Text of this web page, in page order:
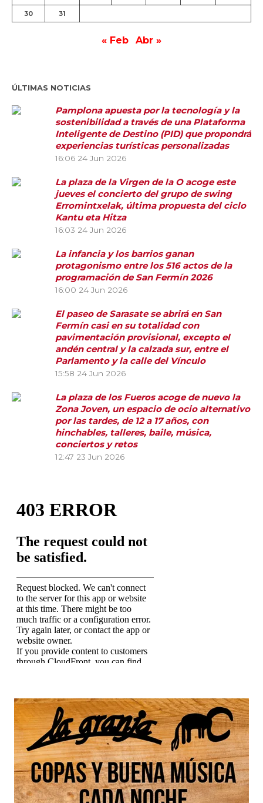
30 31
« Feb Abr »
ÚLTIMAS NOTICIAS
Pamplona apuesta por la tecnología y la
sostenibilidad a través de una Plataforma
Inteligente de Destino (PID) que propondrá
experiencias turísticas personalizadas
16:06 24 Jun 2026
La plaza de la Virgen de la O acoge este
jueves el concierto del grupo de swing
Erromintxelak, última propuesta del ciclo
Kantu eta Hitza
16:03 24 Jun 2026
La infancia y los barrios ganan
protagonismo entre los 516 actos de la
programación de San Fermín 2026
16:00 24 Jun 2026
El paseo de Sarasate se abrirá en San
Fermín casi en su totalidad con
pavimentación provisional, excepto el
andén central y la calzada sur, entre el
Parlamento y la calle del Vínculo
15:58 24 Jun 2026
La plaza de los Fueros acoge de nuevo la
Zona Joven, un espacio de ocio alternativo
por las tardes, de 12 a 17 años, con
hinchables, talleres, baile, música,
conciertos y retos
12:47 23 Jun 2026